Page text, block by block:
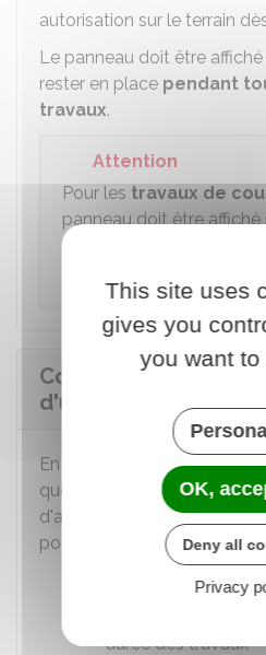
autorisation sur le terrain
Le panneau doit être
rester en place pendant
travaux.
Attention
Pour les travaux de
panneau doit être
pendant 2 mois, même
Comment peut-on
d'une autorisation
En cas de contestation,
que vous avez bien rempli
d'affichage. Pour ce faire,
points suivants :
Date du début de
Continuité de
durée des travaux
This site uses
gives you
you want
OK,
Deny all
Privacy